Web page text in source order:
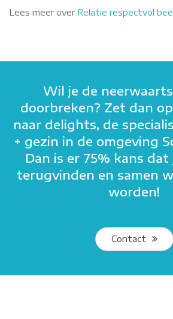
Lees meer over Relatie respectvol
Wil je de
doorbreken? Zet dan
naar delights, de
+ gezin in de omgeving
Dan is er 75% kans
terugvinden en samen
worden!
Contact